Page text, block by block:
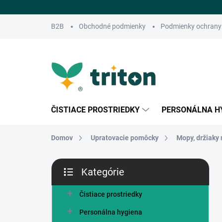
na
B2B Obchodné podmienky Podmienky
ČISTIACE PROSTRIEDKY PERSONÁLNA
Domov Upratovacie pomôcky Mopy, držiaky
B
č
kategórie
Kategórie
Čistiace prostriedky
Personálna hygiena